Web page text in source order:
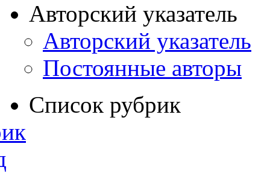
Авторский указатель
Авторский указатель
Постоянные авторы
Список рубрик